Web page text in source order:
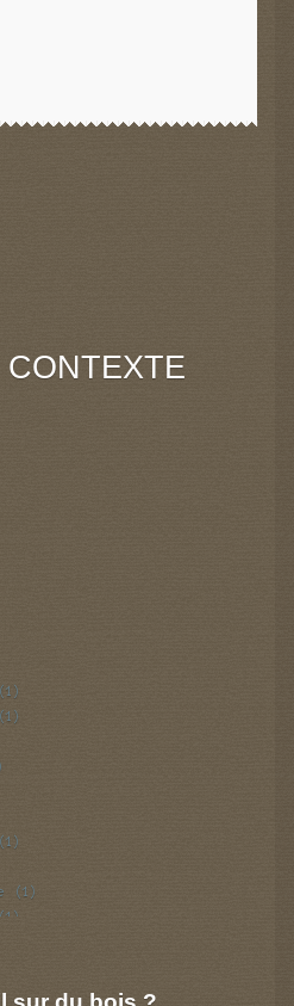
(1)
(1)
(1)
(1)
(1)